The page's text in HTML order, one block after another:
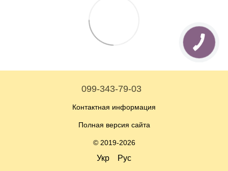
099-343-79-03
Контактная информация
Полная версия сайта
© 2019-2026
Укр Рус